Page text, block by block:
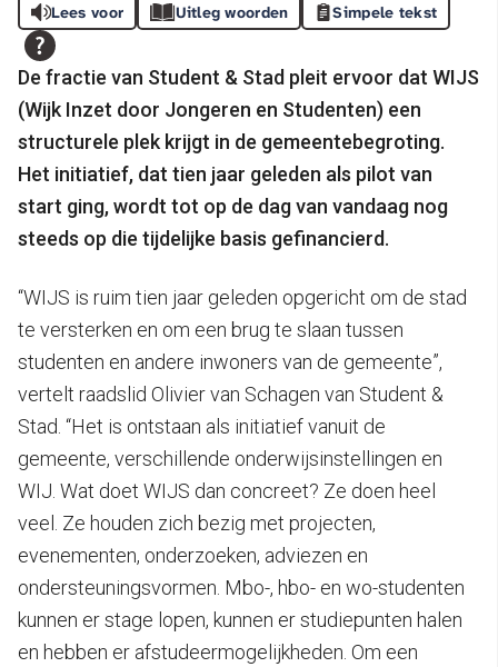
Lees voor Uitleg woorden Simpele tekst
De fractie van Student & Stad pleit ervoor dat WIJS
(Wijk Inzet door Jongeren en Studenten) een
structurele plek krijgt in de gemeentebegroting.
Het initiatief, dat tien jaar geleden als pilot van
start ging, wordt tot op de dag van vandaag nog
steeds op die tijdelijke basis gefinancierd.
“WIJS is ruim tien jaar geleden opgericht om de stad
te versterken en om een brug te slaan tussen
studenten en andere inwoners van de gemeente”,
vertelt raadslid Olivier van Schagen van Student &
Stad. “Het is ontstaan als initiatief vanuit de
gemeente, verschillende onderwijsinstellingen en
WIJ. Wat doet WIJS dan concreet? Ze doen heel
veel. Ze houden zich bezig met projecten,
evenementen, onderzoeken, adviezen en
ondersteuningsvormen. Mbo-, hbo- en wo-studenten
kunnen er stage lopen, kunnen er studiepunten halen
en hebben er afstudeermogelijkheden. Om een